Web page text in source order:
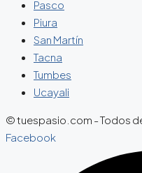
Pasco
Piura
San Martín
Tacna
Tumbes
Ucayali
© tuespasio.com - Todos
Facebook